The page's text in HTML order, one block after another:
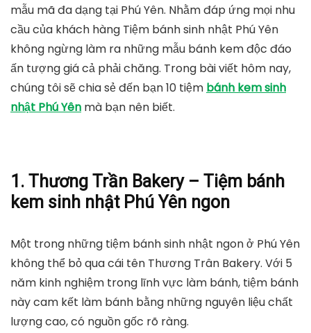
mẫu mã đa dạng tại Phú Yên. Nhằm đáp ứng mọi nhu
cầu của khách hàng Tiệm bánh sinh nhật Phú Yên
không ngừng làm ra những mẫu bánh kem độc đáo
ấn tượng giá cả phải chăng. Trong bài viết hôm nay,
chúng tôi sẽ chia sẻ đến bạn 10 tiệm bánh kem sinh
nhật Phú Yên mà bạn nên biết.
1. Thương Trần Bakery – Tiệm bánh
kem sinh nhật Phú Yên ngon
Một trong những tiệm bánh sinh nhật ngon ở Phú Yên
không thể bỏ qua cái tên Thương Trân Bakery. Với 5
năm kinh nghiệm trong lĩnh vực làm bánh, tiệm bánh
này cam kết làm bánh bằng những nguyên liệu chất
lượng cao, có nguồn gốc rõ ràng.